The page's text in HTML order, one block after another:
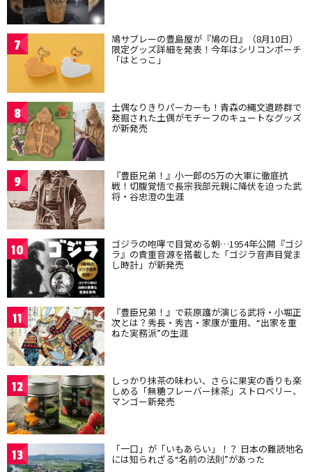
7 鳩サブレーの豊島屋が『鳩の日』（8月10日）
限定グッズ詳細を発表！今年はシリコンポーチ
「はとっこ」
8 土偶なりきりパーカーも！青森の縄文遺跡群で
発掘された土偶がモチーフのキュートなグッズ
が新発売
9 『豊臣兄弟！』小一郎の5万の大軍に徹底抗
戦！切腹覚悟で長宗我部元親に降伏を迫った武
将・谷忠澄の生涯
10 ゴジラの咆哮で目覚める朝…1954年公開『ゴジ
ラ』の貴重音源を搭載した「ゴジラ音声目覚ま
し時計」が新発売
11 『豊臣兄弟！』で萩原護が演じる武将・小堀正
次とは？秀長・秀吉・家康が重用、“出家を重
ねた実務派”の生涯
12 しっかり抹茶の味わい、さらに果実の香りも楽
しめる「無糖フレーバー抹茶」ストロベリー、
マンゴー新発売
13 「一口」が「いもあらい」！？ 日本の難読地名
には知られざる“名前の法則”があった